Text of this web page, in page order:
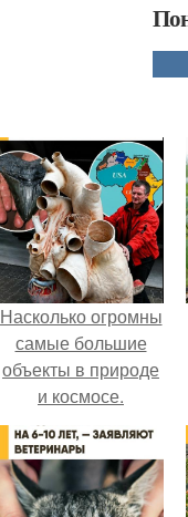
Насколько огромны
самые большие
объекты в природе
и космосе.